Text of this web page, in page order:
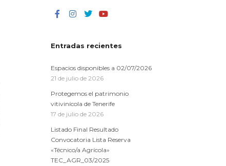
Entradas recientes
Espacios disponibles a 02/07/2026
21 de julio de 2026
Protegemos el patrimonio
vitivinícola de Tenerife
17 de julio de 2026
Listado Final Resultado
Convocatoria Lista Reserva
«Técnico/a Agrícola»
TEC_AGR_03/2025